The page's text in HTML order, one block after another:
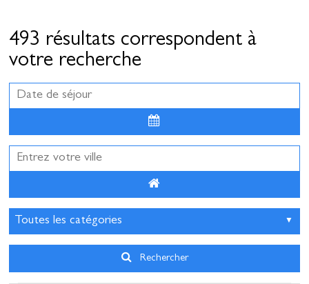
493 résultats correspondent à
votre recherche
Août
Lun Mar Mer Jeu Ven Sam Dim
27 28 29 30 31 1 2
3 4 5 6 7 8 9
10 11 12
19
Rechercher